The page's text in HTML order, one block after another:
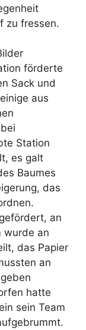
zu fressen.
förderte
Sack und
aus
Station
es galt
Baumes
das
an
wurde an
das Papier
an
hatte
sein Team